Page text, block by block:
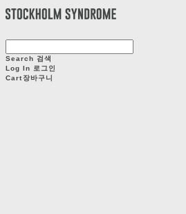
Search 검색
Log In 로그인
Cart장바구니